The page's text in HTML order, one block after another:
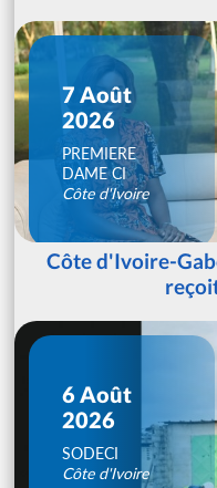
7 Août
2026
PREMIERE
DAME CI
Côte d'Ivoire
Côte d'Ivoire-
6 Août
2026
SODECI
Côte d'Ivoire